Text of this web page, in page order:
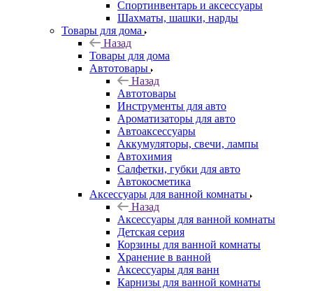
Спортинвентарь и аксессуары
Шахматы, шашки, нарды
Товары для дома
Назад
Товары для дома
Автотовары
Назад
Автотовары
Инструменты для авто
Ароматизаторы для авто
Автоаксессуары
Аккумуляторы, свечи, лампы
Автохимия
Салфетки, губки для авто
Автокосметика
Аксессуары для ванной комнаты
Назад
Аксессуары для ванной комнаты
Детская серия
Корзины для ванной комнаты
Хранение в ванной
Аксессуары для ванн
Карнизы для ванной комнаты